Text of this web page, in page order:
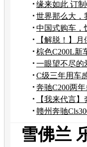
缘来如此 订制
业
世界那么大，
手女友半年作
中国式购车，
C200L
【解脱！】
篇求祝贺！
棕色C200L新
地址到车辆方
一眼望不尽的
力献上！
C级三年用车
奔驰C200两
【我来代言
赣州奔驰
雪佛兰